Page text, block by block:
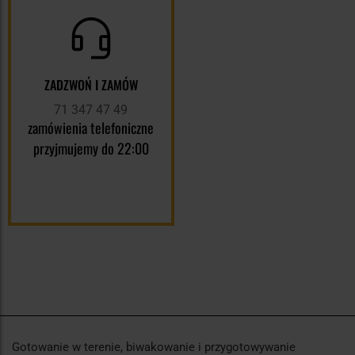
ZADZWOŃ I ZAMÓW
71 347 47 49
zamówienia telefoniczne
przyjmujemy do 22:00
Gotowanie w terenie, biwakowanie i przygotowywanie